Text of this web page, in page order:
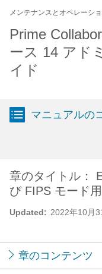
メンテナンスとオペレーシ
Prime
ース 14 アド
イド
マニュアルの
Updated: 2022年10月
章のタイトル：
び FIPS モード
章のコンテンツ